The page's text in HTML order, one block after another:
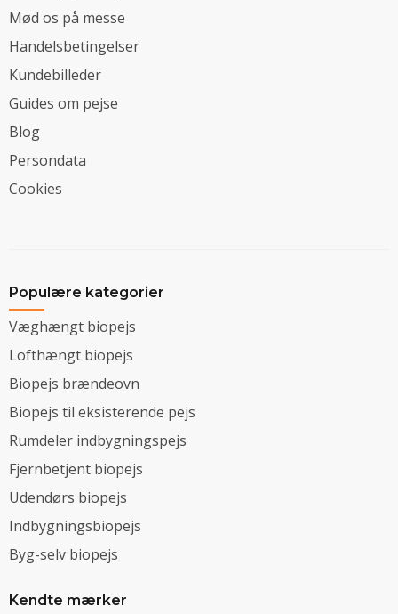
Mød os på messe
Handelsbetingelser
Kundebilleder
Guides om pejse
Blog
Persondata
Cookies
Populære kategorier
Væghængt biopejs
Lofthængt biopejs
Biopejs brændeovn
Biopejs til eksisterende pejs
Rumdeler indbygningspejs
Fjernbetjent biopejs
Udendørs biopejs
Indbygningsbiopejs
Byg-selv biopejs
Kendte mærker